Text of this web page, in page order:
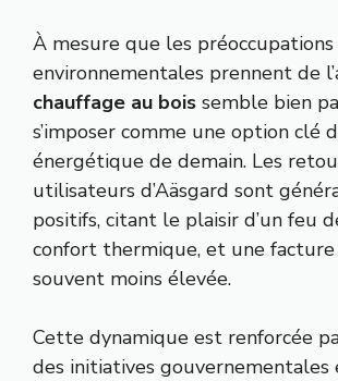
À mesure que les préoccupations
environnementales prennent de
chauffage au bois semble bien
s’imposer comme une option clé
énergétique de demain. Les
utilisateurs d’Aäsgard sont
positifs, citant le plaisir d’un feu
confort thermique, et une
souvent moins élevée.
Cette dynamique est renforcée
des initiatives gouvernementales